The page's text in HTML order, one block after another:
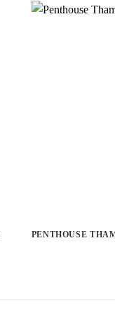
PENTHOUSE